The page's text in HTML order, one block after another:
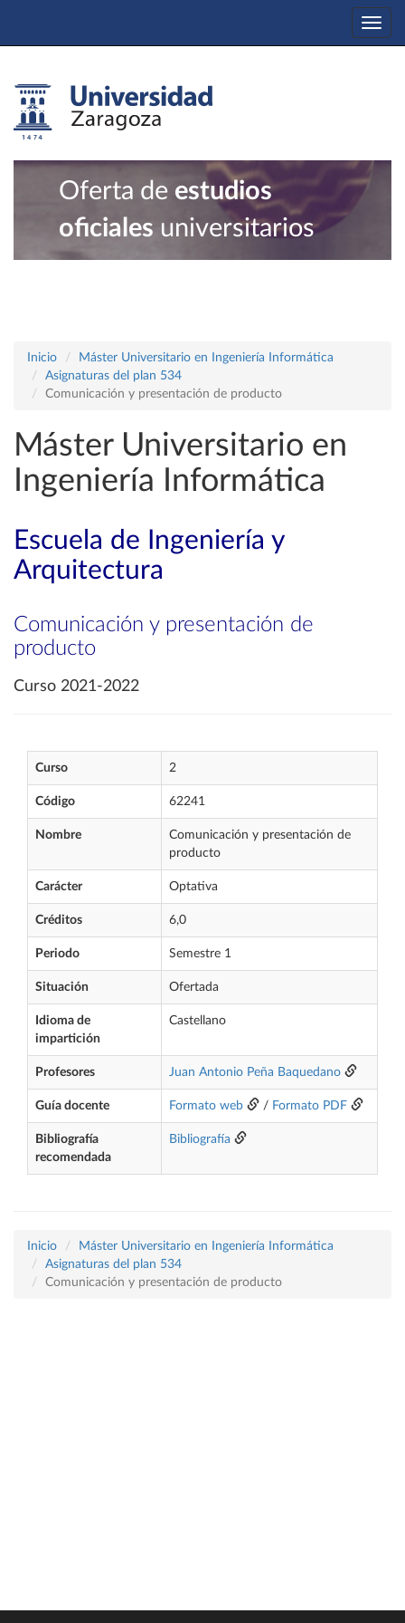
Oferta de estudios
oficiales universitarios
Inicio
Máster Universitario en Ingeniería Informática
Asignaturas del plan 534
Comunicación y presentación de producto
Máster Universitario en
Ingeniería Informática
Escuela de Ingeniería y
Arquitectura
Comunicación y presentación de
producto
Curso 2021-2022
Curso 2
Código 62241
Nombre
Comunicación y presentación de
producto
Carácter Optativa
Créditos 6,0
Periodo Semestre 1
Situación Ofertada
Idioma de
impartición
Castellano
Profesores Juan Antonio Peña Baquedano
Guía docente Formato web / Formato PDF
Bibliografía
recomendada
Bibliografía
Inicio
Máster Universitario en Ingeniería Informática
Asignaturas del plan 534
Comunicación y presentación de producto